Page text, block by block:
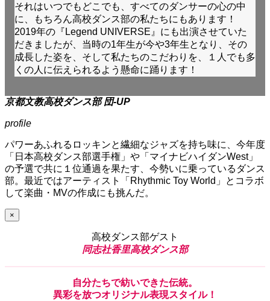
それはいつでもどこでも、すべてのダンサーの心の中
に、もちろん高校ダンス部の私たちにもあります！
2019年の『Legend UNIVERSE』にも出演させていた
だきましたが、当時の1年生が今や3年生となり、その
成長した姿を、そして私たちのこだわりを、１人でも多
くの人に伝えられるよう懸命に踊ります！
京都文教高校ダンス部 団-UP
profile
パワーあふれるロッキンと繊細なジャズを持ち味に、今年度
「日本高校ダンス部選手権」や「マイナビハイダンWest」
の予選で共に１位通過を果たす、今勢いに乗っているダンス
部。最近ではアーティスト「Rhythmic Toy World」とコラボ
して楽曲・MVの作成にも挑んだ。
×
高校ダンス部ゲスト
同志社香里高校ダンス部
自分たちで紡いできた伝統。
異彩を放つオリジナル表現スタイル！